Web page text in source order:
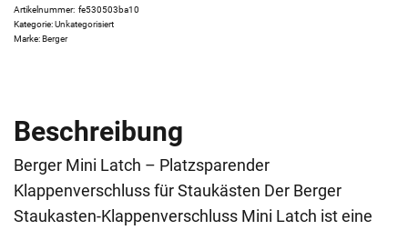
Artikelnummer: fe530503ba10
Kategorie:Unkategorisiert
Marke:Berger
Beschreibung
Berger Mini Latch – Platzsparender
Klappenverschluss für Staukästen Der Berger
Staukasten-Klappenverschluss Mini Latch ist eine